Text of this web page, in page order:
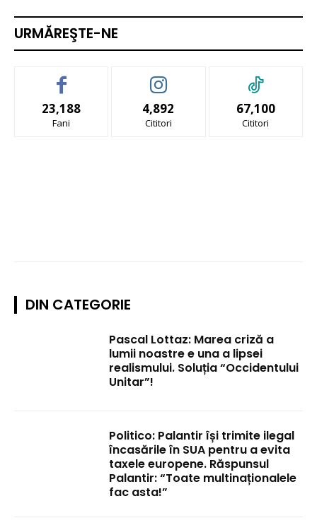
URMĂREŞTE-NE
23,188
Fani
4,892
Cititori
67,100
Cititori
DIN CATEGORIE
Pascal Lottaz: Marea criză a
lumii noastre e una a lipsei
realismului. Soluția “Occidentului
Unitar”!
Politico: Palantir își trimite ilegal
încasările în SUA pentru a evita
taxele europene. Răspunsul
Palantir: “Toate multinaționalele
fac asta!”